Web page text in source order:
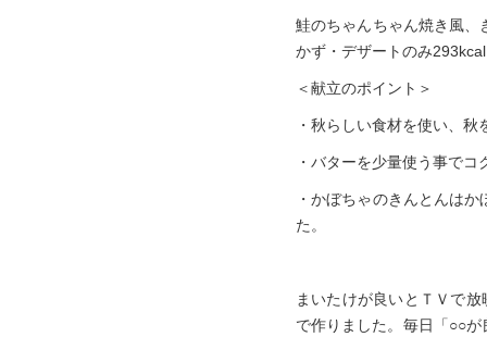
鮭のちゃんちゃん焼き風、
かず・デザートのみ
＜献立のポイント＞
・秋らしい食材を使い、
・バターを少量使う事で
・かぼちゃのきんとんは
た。
まいたけが良いとＴＶで
で作りました。毎日「○○